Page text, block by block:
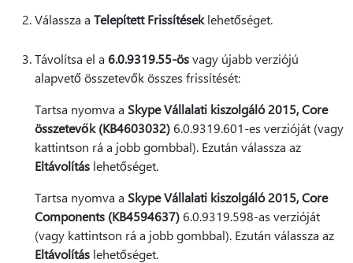
Válassza a Telepített Frissítéseklehetőséget.
Távolítsa el a 6.0.9319.55-ösvagy újabb verziójú
alapvető összetevők összes frissítését:
Tartsa nyomva a Skype Vállalati kiszolgáló 2015, Core
összetevők (KB4603032) 6.0.9319.601-es verzióját (vagy
kattintson rá a jobb gombbal). Ezután válassza az
Eltávolítás lehetőséget.
Tartsa nyomva a Skype Vállalati kiszolgáló 2015, Core
Components (KB4594637) 6.0.9319.598-as verzióját
(vagy kattintson rá a jobb gombbal). Ezután válassza az
Eltávolítás lehetőséget.